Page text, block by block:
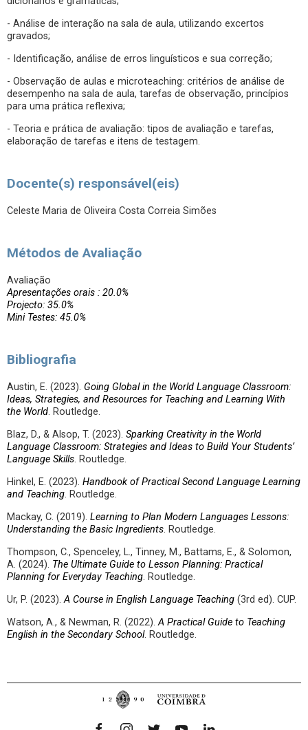
- Análise de interação na sala de aula, utilizando excertos
gravados;
- Identificação, análise de erros linguísticos e sua correção;
- Observação de aulas e microteaching: critérios de análise de
desempenho na sala de aula, tarefas de observação, princípios
para uma prática reflexiva;
- Teoria e prática de avaliação: tipos de avaliação e tarefas,
elaboração de tarefas e itens de testagem.
Docente(s) responsável(eis)
Celeste Maria de Oliveira Costa Correia Simões
Métodos de Avaliação
Avaliação
Apresentações orais : 20.0%
Projecto: 35.0%
Mini Testes: 45.0%
Bibliografia
Austin, E. (2023). Going Global in the World Language Classroom:
Ideas, Strategies, and Resources for Teaching and Learning With
the World. Routledge.
Blaz, D., & Alsop, T. (2023). Sparking Creativity in the World
Language Classroom: Strategies and Ideas to Build Your Students’
Language Skills. Routledge.
Hinkel, E. (2023). Handbook of Practical Second Language Learning
and Teaching. Routledge.
Mackay, C. (2019). Learning to Plan Modern Languages Lessons:
Understanding the Basic Ingredients. Routledge.
Thompson, C., Spenceley, L., Tinney, M., Battams, E., & Solomon,
A. (2024). The Ultimate Guide to Lesson Planning: Practical
Planning for Everyday Teaching. Routledge.
Ur, P. (2023).A Course in English Language Teaching (3rd ed). CUP.
Watson, A., & Newman, R. (2022).A Practical Guide to Teaching
English in the Secondary School. Routledge.